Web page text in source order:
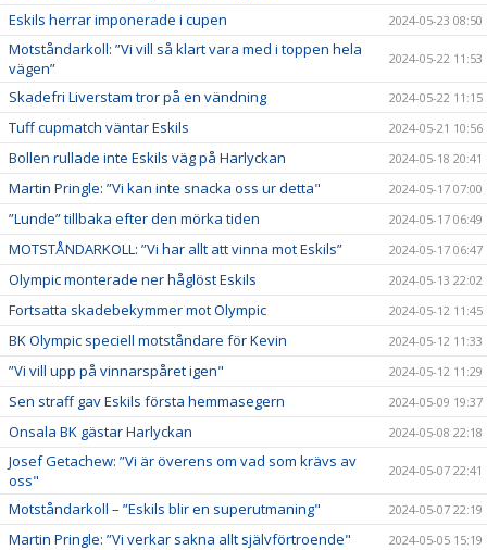
Eskils herrar imponerade i cupen 2024-05-23 08:50
Motståndarkoll: ”Vi vill så klart vara med i toppen hela
vägen”
2024-05-22 11:53
Skadefri Liverstam tror på en vändning 2024-05-22 11:15
Tuff cupmatch väntar Eskils 2024-05-21 10:56
Bollen rullade inte Eskils väg på Harlyckan 2024-05-18 20:41
Martin Pringle: ”Vi kan inte snacka oss ur detta" 2024-05-17 07:00
”Lunde” tillbaka efter den mörka tiden 2024-05-17 06:49
MOTSTÅNDARKOLL: ”Vi har allt att vinna mot Eskils” 2024-05-17 06:47
Olympic monterade ner håglöst Eskils 2024-05-13 22:02
Fortsatta skadebekymmer mot Olympic 2024-05-12 11:45
BK Olympic speciell motståndare för Kevin 2024-05-12 11:33
”Vi vill upp på vinnarspåret igen" 2024-05-12 11:29
Sen straff gav Eskils första hemmasegern 2024-05-09 19:37
Onsala BK gästar Harlyckan 2024-05-08 22:18
Josef Getachew: ”Vi är överens om vad som krävs av
oss"
2024-05-07 22:41
Motståndarkoll – ”Eskils blir en superutmaning" 2024-05-07 22:19
Martin Pringle: ”Vi verkar sakna allt självförtroende" 2024-05-05 15:19